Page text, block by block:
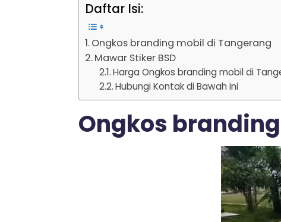
Daftar Isi:
Ongkos branding mobil di Tangerang
Mawar Stiker BSD
Harga Ongkos branding mobil di
Hubungi Kontak di Bawah ini
Ongkos